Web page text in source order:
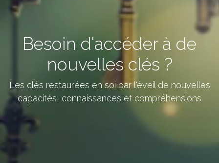
Besoin d'accéder à de
nouvelles clés ?
Les clés restaurées en soi par l'éveil de nouvelles
capacités, connaissances et compréhensions